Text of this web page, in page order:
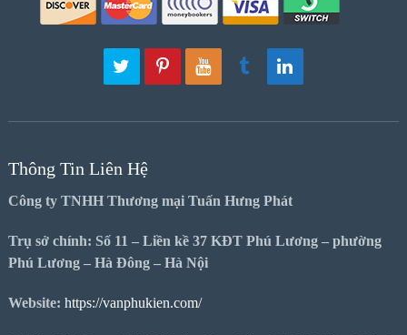
Thông Tin Liên Hệ
Công ty TNHH Thương mại Tuấn Hưng Phát
Trụ sở chính: Số 11 – Liền kề 37 KĐT Phú Lương – phường
Phú Lương – Hà Đông – Hà Nội
Website: https://vanphukien.com/